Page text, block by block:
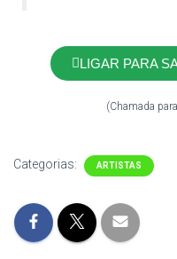
LIGAR PARA
(Chamada
Categorias: ARTISTAS